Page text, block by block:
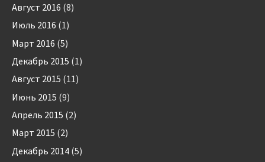
Август 2016 (8)
Июль 2016 (1)
Март 2016 (5)
Декабрь 2015 (1)
Август 2015 (11)
Июнь 2015 (9)
Апрель 2015 (2)
Март 2015 (2)
Декабрь 2014 (5)